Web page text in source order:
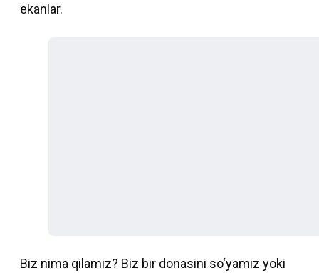
ekanlar.
Biz nima qilamiz? Biz bir donasini so‘yamiz yoki